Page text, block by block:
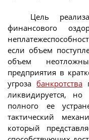
Цель
финансового
если объем
объем
предприятия в
угроза банкротства
ликвидируется, но
полного ее
тактический
который